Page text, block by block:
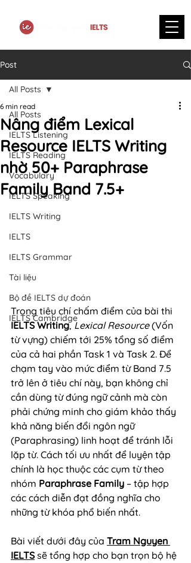
Post
All Posts
IELTS Listening
IELTS Reading
Vocabulary
IELTS Speaking
IELTS Writing
IELTS
IELTS Grammar
Tài liệu
Bộ đề IELTS dự đoán
IELTS Cambridge
All Posts
Nâng điểm Lexical
Resource IELTS Writing
nhờ 50+ Paraphrase
Family Band 7.5+
6 min read
Trong tiêu chí chấm điểm của bài thi
IELTS Writing, Lexical Resource (Vốn
từ vựng) chiếm tới 25% tổng số điểm
của cả hai phần Task 1 và Task 2. Để
chạm tay vào mức điểm từ Band 7.5
trở lên ở tiêu chí này, bạn không chỉ
cần dùng từ đúng ngữ cảnh mà còn
phải chứng minh cho giám khảo thấy
khả năng biến đổi ngôn ngữ
(Paraphrasing) linh hoạt để tránh lỗi
lặp từ. Cách tối ưu nhất để luyện tập
chính là học thuộc các cụm từ theo
nhóm Paraphrase Family – tập hợp
các cách diễn đạt đồng nghĩa cho
những từ khóa phổ biến nhất.
Bài viết dưới đây của Tram Nguyen
IELTS sẽ tổng hợp cho bạn trọn bộ hệ